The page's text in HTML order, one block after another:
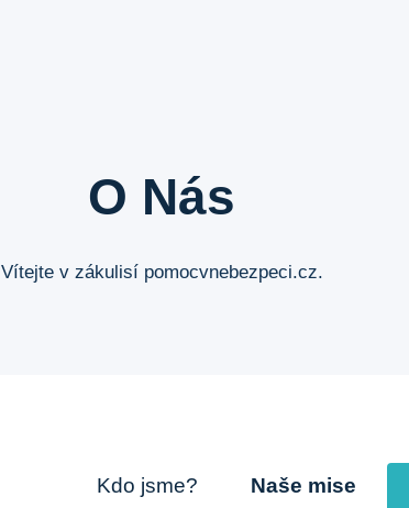
O Nás
Vítejte v zákulisí pomocvnebezpeci.cz.
Kdo jsme? Naše mise